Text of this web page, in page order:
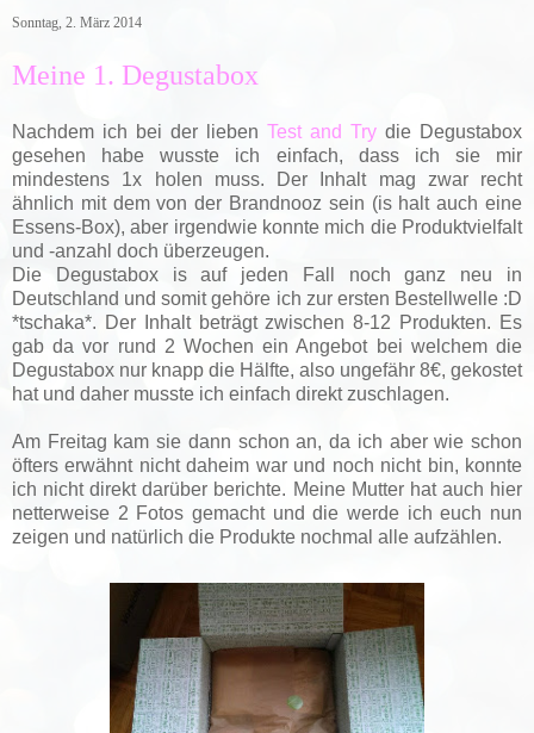
Sonntag, 2. März 2014
Meine 1. Degustabox
Nachdem ich bei der lieben Test and Try die Degustabox
gesehen habe wusste ich einfach, dass ich sie mir
mindestens 1x holen muss.
Der Inhalt mag zwar recht
ähnlich mit dem von der Brandnooz sein (is halt auch eine
Essens-Box), aber irgendwie konnte mich die Produktvielfalt
und -anzahl doch überzeugen.
Die Degustabox is auf jeden Fall noch ganz neu in
Deutschland und somit gehöre ich zur ersten Bestellwelle :D
*tschaka*. Der Inhalt beträgt zwischen 8-12 Produkten. Es
gab da vor rund 2 Wochen ein Angebot bei welchem die
Degustabox nur knapp die Hälfte, also ungefähr 8€, gekostet
hat und daher musste ich einfach direkt zuschlagen.
Am Freitag kam sie dann schon an, da ich aber wie schon
öfters erwähnt nicht daheim war und noch nicht bin, konnte
ich nicht direkt darüber berichte. Meine Mutter hat auch hier
netterweise 2 Fotos gemacht und die werde ich euch nun
zeigen und natürlich die Produkte nochmal alle aufzählen.